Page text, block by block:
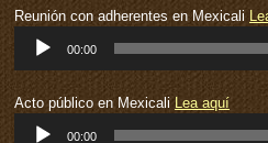
Reunión con adherentes en Mexicali
Reproductor
audio
00:00
Acto público en Mexicali Lea aquí
Reproductor
00:00